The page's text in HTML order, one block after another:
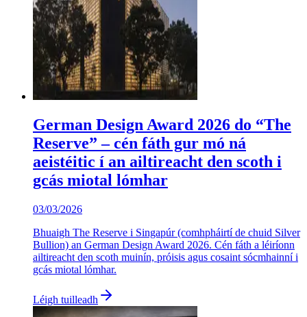
German Design Award 2026 do “The
Reserve” – cén fáth gur mó ná
aeistéitic í an ailtireacht den scoth i
gcás miotal lómhar
03/03/2026
Bhuaigh The Reserve i Singapúr (comhpháirtí de chuid Silver
Bullion) an German Design Award 2026. Cén fáth a léiríonn
ailtireacht den scoth muinín, próisis agus cosaint sócmhainní i
gcás miotal lómhar.
Léigh tuilleadh